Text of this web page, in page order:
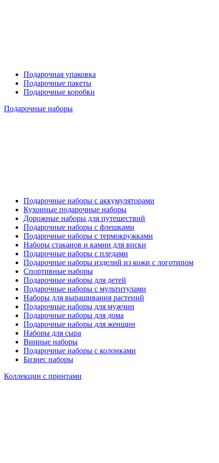
Подарочная упаковка
Подарочные пакеты
Подарочные коробки
Подарочные наборы
Подарочные наборы с аккумуляторами
Кухонные подарочные наборы
Дорожные наборы для путешествий
Подарочные наборы с флешками
Подарочные наборы с термокружками
Наборы стаканов и камни для виски
Подарочные наборы с пледами
Подарочные наборы изделий из кожи с логотипом
Спортивные наборы
Подарочные наборы для детей
Подарочные наборы с мультитулами
Наборы для выращивания растений
Подарочные наборы для мужчин
Подарочные наборы для дома
Подарочные наборы для женщин
Наборы для сыра
Винные наборы
Подарочные наборы с колонками
Бизнес наборы
Коллекции с принтами